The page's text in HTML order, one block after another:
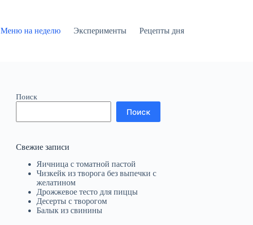
Меню на неделю Эксперименты Рецепты дня
Поиск
Поиск
Свежие записи
Яичница с томатной пастой
Чизкейк из творога без выпечки с
желатином
Дрожжевое тесто для пиццы
Десерты с творогом
Балык из свинины